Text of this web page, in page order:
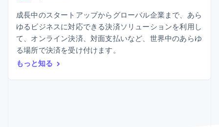
な決済
その他
Product roadmap
保険
メディアおよびエンター
テインメント
非営利団体
プロフェッショナルサー
ビス
アプリへの導入
コードサンプル
開発者のブログ
API ステータス
営業にお問い合わせ
パートナーになる
成長中のスタートアップからグローバル企業まで、あら
ゆるビジネスに対応できる決済ソリューションを利用し
て、オンライン決済、対面支払いなど、世界中のあらゆ
る場所で決済を受け付けます。
もっと知る